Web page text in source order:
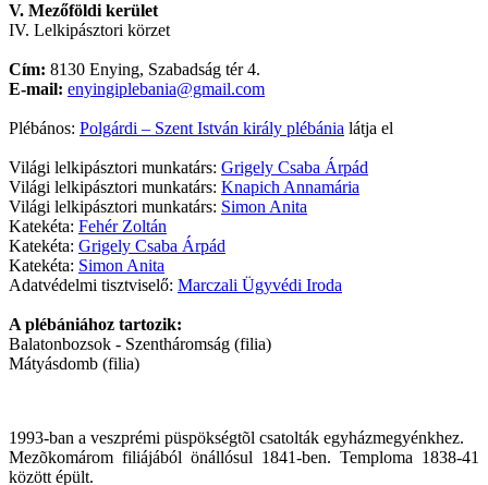
V. Mezőföldi kerület
IV. Lelkipásztori körzet
Cím: 8130 Enying, Szabadság tér 4.
E-mail: enyingiplebania@gmail.com
Plébános: Polgárdi – Szent István király plébánia látja el
Világi lelkipásztori munkatárs: Grigely Csaba Árpád
Világi lelkipásztori munkatárs: Knapich Annamária
Világi lelkipásztori munkatárs: Simon Anita
Katekéta: Fehér Zoltán
Katekéta: Grigely Csaba Árpád
Katekéta: Simon Anita
Adatvédelmi tisztviselő: Marczali Ügyvédi Iroda
A plébániához tartozik:
Balatonbozsok - Szentháromság (filia)
Mátyásdomb (filia)
1993-ban a veszprémi püspökségtõl csatolták egyházmegyénkhez.
Mezõkomárom filiájából önállósul 1841-ben. Temploma 1838-41
között épült.